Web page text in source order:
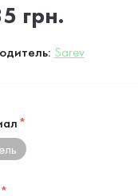
грн.
Sarev
*
*